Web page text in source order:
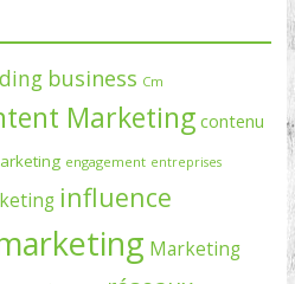
business Cm
Marketing contenu
engagement entreprises
influence
Marketing